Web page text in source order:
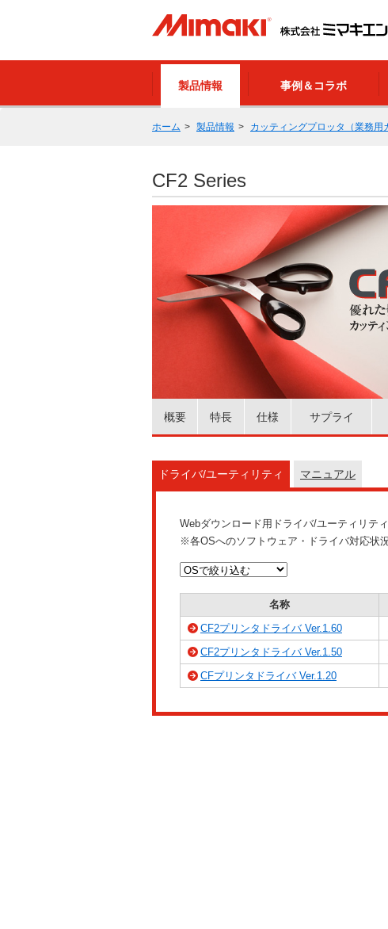
製品情報 事例＆コラボ
ホーム 製品情報 カッティングプロッタ（業務用
CF2 Series
概要 特長 仕様 サプライ
ドライバ/ユーティリティ マニュアル
Webダウンロード用ドライバ/ユーティリテ
※各OSへのソフトウェア・ドライバ対応状
名称
CF2プリンタドライバ Ver.1.60
CF2プリンタドライバ Ver.1.50
CFプリンタドライバ Ver.1.20